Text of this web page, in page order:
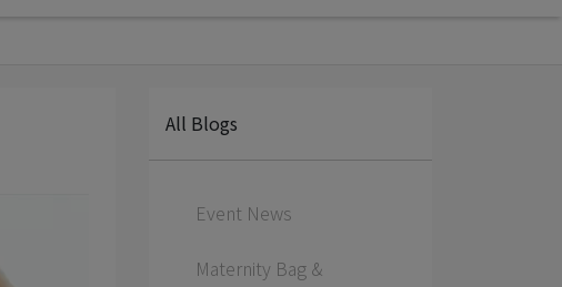
All Blogs
Event News
Maternity Bag &